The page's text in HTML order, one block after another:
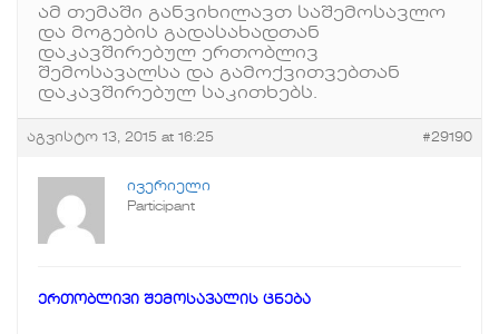
ამ თემაში განვიხილავთ საშემოსავლო
და მოგების გადასახადთან
დაკავშირებულ ერთობლივ
შემოსავალსა და გამოქვითვებთან
დაკავშირებულ საკითხებს.
აგვისტო 13, 2015 at 16:25 #29190
ივერიელი
Participant
ერთობლივი შემოსავალის ცნება